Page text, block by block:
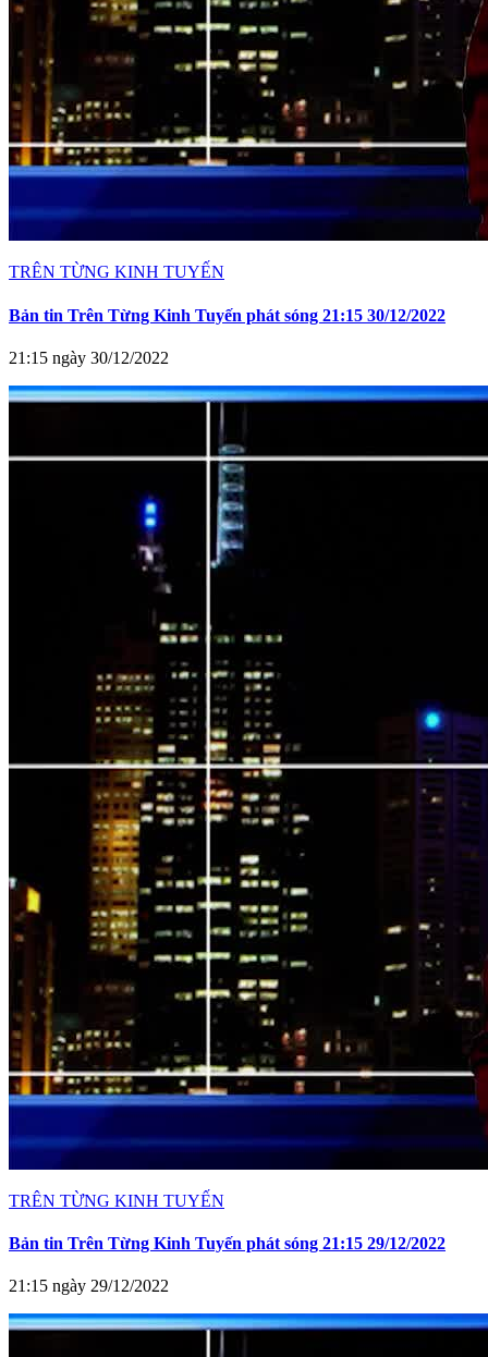
TRÊN TỪNG KINH TUYẾN
Bản tin Trên Từng Kinh Tuyến phát sóng 21:15 30/12/2022
21:15 ngày 30/12/2022
TRÊN TỪNG KINH TUYẾN
Bản tin Trên Từng Kinh Tuyến phát sóng 21:15 29/12/2022
21:15 ngày 29/12/2022